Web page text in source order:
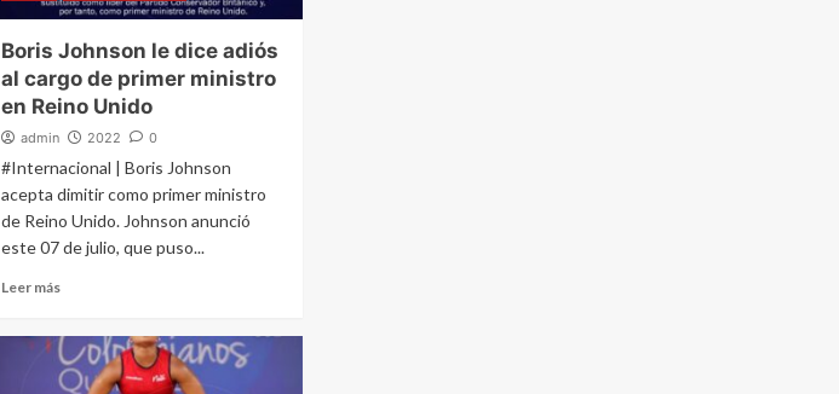
Boris Johnson le dice adiós
al cargo de primer ministro
en Reino Unido
admin 2022 0
#Internacional | Boris Johnson
acepta dimitir como primer ministro
de Reino Unido. Johnson anunció
este 07 de julio, que puso...
Leer más